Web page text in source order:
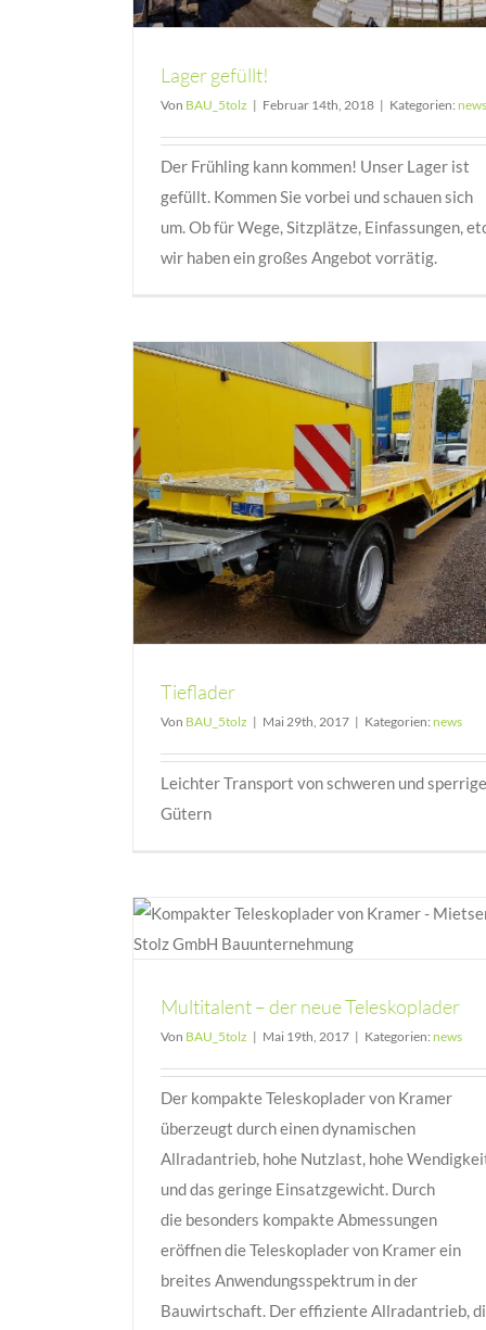
Lager gefüllt!
Von BAU_5tolz | Februar 14th, 2018 | Kategorien: news
Der Frühling kann kommen! Unser Lager ist
gefüllt. Kommen Sie vorbei und schauen sich
um. Ob für Wege, Sitzplätze, Einfassungen,
wir haben ein großes Angebot vorrätig.
Tieflader
Von BAU_5tolz | Mai 29th, 2017 | Kategorien: news
Leichter Transport von schweren und
Gütern
Multitalent – der neue Teleskoplader
Von BAU_5tolz | Mai 19th, 2017 | Kategorien: news
Der kompakte Teleskoplader von Kramer
überzeugt durch einen dynamischen
Allradantrieb, hohe Nutzlast, hohe
und das geringe Einsatzgewicht. Durch
die besonders kompakte Abmessungen
eröffnen die Teleskoplader von Kramer ein
breites Anwendungsspektrum in der
Bauwirtschaft. Der effiziente Allradantrieb,